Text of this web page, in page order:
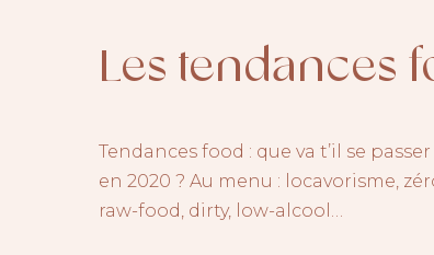
Les tendances
Tendances food : que va t’il se
en 2020 ? Au menu : locavorisme,
raw-food, dirty, low-alcool…